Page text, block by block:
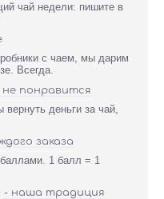
чай недели: пишите в
с чаем, мы дарим
Всегда.
не понравится
вернуть деньги за чай,
заказа
1 балл = 1
- наша традиция